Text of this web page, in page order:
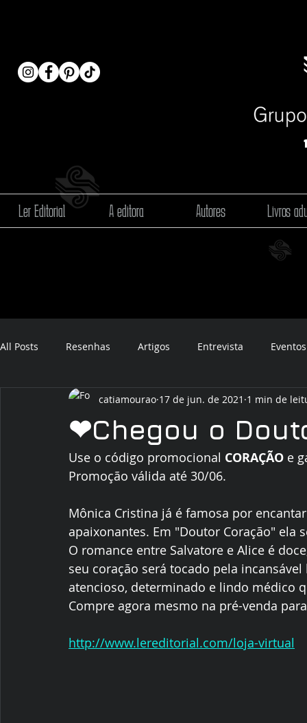
Ler Editorial A editora Autores Livros
All Posts Resenhas Artigos Entrevista Eventos
audiobook
❤Chegou o
catiamourao 17 de jun. de 2021 1 min de
Use o código promocional CORAÇÃO e
Promoção válida até 30/06.
Mônica Cristina já é famosa por
apaixonantes. Em "Doutor Coração" ela
O romance entre Salvatore e Alice é
seu coração será tocado pela
atencioso, determinado e lindo médico
Compre agora mesmo na pré-venda
http://www.lereditorial.com/loja-virtual